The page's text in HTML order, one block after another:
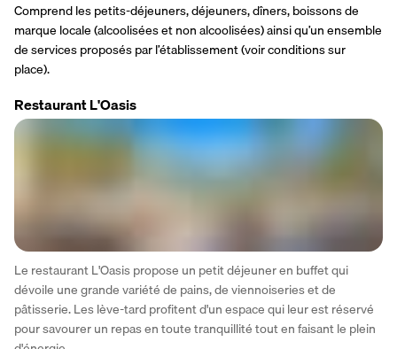
Comprend les petits-déjeuners, déjeuners, dîners, boissons de
marque locale (alcoolisées et non alcoolisées) ainsi qu’un ensemble
de services proposés par l’établissement (voir conditions sur
place).
Restaurant L'Oasis
Le restaurant L'Oasis propose un petit déjeuner en buffet qui
dévoile une grande variété de pains, de viennoiseries et de
pâtisserie. Les lève-tard profitent d'un espace qui leur est réservé
pour savourer un repas en toute tranquillité tout en faisant le plein